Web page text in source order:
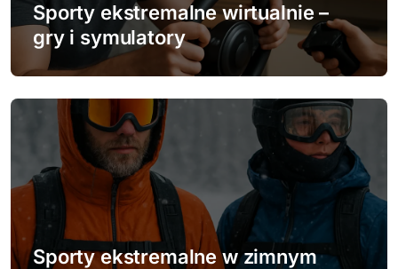
Sporty ekstremalne wirtualnie –
gry i symulatory
Sporty ekstremalne w zimnym